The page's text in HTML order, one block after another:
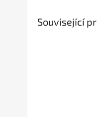
Související